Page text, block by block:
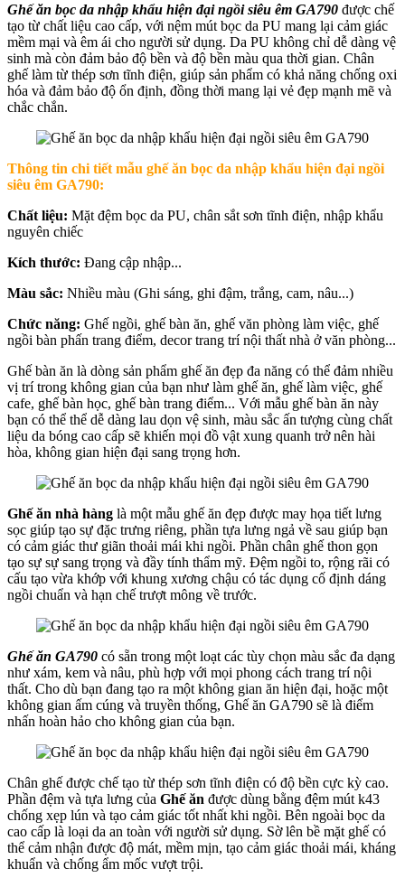
Ghế ăn bọc da nhập khẩu hiện đại ngồi siêu êm GA790 được chế
tạo từ chất liệu cao cấp, với nệm mút bọc da PU mang lại cảm giác
mềm mại và êm ái cho người sử dụng. Da PU không chỉ dễ dàng vệ
sinh mà còn đảm bảo độ bền và độ bền màu qua thời gian. Chân
ghế làm từ thép sơn tĩnh điện, giúp sản phẩm có khả năng chống oxi
hóa và đảm bảo độ ổn định, đồng thời mang lại vẻ đẹp mạnh mẽ và
chắc chắn.
Thông tin chi tiết mẫu ghế ăn bọc da nhập khẩu hiện đại ngồi
siêu êm GA790:
Chất liệu: Mặt đệm bọc da PU, chân sắt sơn tĩnh điện, nhập khẩu
nguyên chiếc
Kích thước: Đang cập nhập...
Màu sắc: Nhiều màu (Ghi sáng, ghi đậm, trắng, cam, nâu...)
Chức năng: Ghế ngồi, ghế bàn ăn, ghế văn phòng làm việc, ghế
ngồi bàn phấn trang điểm, decor trang trí nội thất nhà ở văn phòng...
Ghế bàn ăn là dòng sản phẩm ghế ăn đẹp đa năng có thể đảm nhiều
vị trí trong không gian của bạn như làm ghế ăn, ghế làm việc, ghế
cafe, ghế bàn học, ghế bàn trang điểm... Với mẫu ghế bàn ăn này
bạn có thể thể dễ dàng lau dọn vệ sinh, màu sắc ấn tượng cùng chất
liệu da bóng cao cấp sẽ khiến mọi đồ vật xung quanh trở nên hài
hòa, không gian hiện đại sang trọng hơn.
Ghế ăn nhà hàng là một mẫu ghế ăn đẹp được may họa tiết lưng
sọc giúp tạo sự đặc trưng riêng, phần tựa lưng ngả về sau giúp bạn
có cảm giác thư giãn thoải mái khi ngồi. Phần chân ghế thon gọn
tạo sự sự sang trọng và đầy tính thẩm mỹ. Đệm ngồi to, rộng rãi có
cấu tạo vừa khớp với khung xương chậu có tác dụng cố định dáng
ngồi chuẩn và hạn chế trượt mông về trước.
Ghế ăn GA790 có sẵn trong một loạt các tùy chọn màu sắc đa dạng
như xám, kem và nâu, phù hợp với mọi phong cách trang trí nội
thất. Cho dù bạn đang tạo ra một không gian ăn hiện đại, hoặc một
không gian ấm cúng và truyền thống, Ghế ăn GA790 sẽ là điểm
nhấn hoàn hảo cho không gian của bạn.
Chân ghế được chế tạo từ thép sơn tĩnh điện có độ bền cực kỳ cao.
Phần đệm và tựa lưng của Ghế ăn được dùng bằng đệm mút k43
chống xẹp lún và tạo cảm giác tốt nhất khi ngồi. Bên ngoài bọc da
cao cấp là loại da an toàn với người sử dụng. Sờ lên bề mặt ghế có
thể cảm nhận được độ mát, mềm mịn, tạo cảm giác thoải mái, kháng
khuẩn và chống ẩm mốc vượt trội.